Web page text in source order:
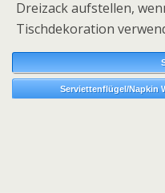
Dreizack aufstellen,
Tischdekoration
Serviettenflügel/Napkin